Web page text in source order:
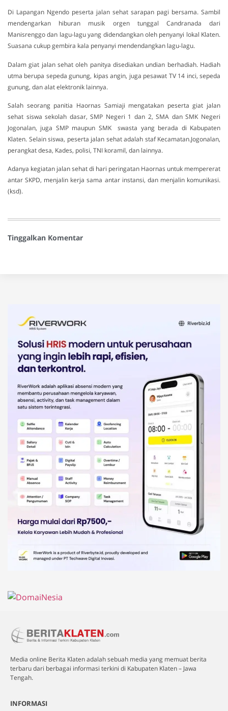
Di Lapangan Ngendo peserta jalan sehat sarapan pagi bersama. Sambil
mendengarkan hiburan musik orgen tunggal Candranada dari
Manisrenggo dan lagu-lagu yang didendangkan oleh penyanyi lokal Klaten.
Suasana cukup gembira kala penyanyi mendendangkan lagu-lagu.
Dalam giat jalan sehat oleh panitya disediakan undian berhadiah. Hadiah
utma berupa sepeda gunung, kipas angin, juga pesawat TV 14 inci, sepeda
gunung, dan alat elektronik lainnya.
Salah seorang panitia Haornas Samiaji mengatakan peserta giat jalan
sehat siswa sekolah dasar, SMP Negeri 1 dan 2, SMA dan SMK Negeri
Jogonalan, juga SMP maupun SMK swasta yang berada di Kabupaten
Klaten. Selain siswa, peserta jalan sehat adalah staf Kecamatan.Jogonalan,
perangkat desa, Kades, polisi, TNI koramil, dan lainnya.
Adanya kegiatan jalan sehat di hari peringatan Haornas untuk mempererat
antar SKPD, menjalin kerja sama antar instansi, dan menjalin komunikasi.
(ksd).
Tinggalkan Komentar
Media online Berita Klaten adalah sebuah media yang memuat berita
terbaru dari berbagai informasi terkini di Kabupaten Klaten – Jawa
Tengah.
INFORMASI